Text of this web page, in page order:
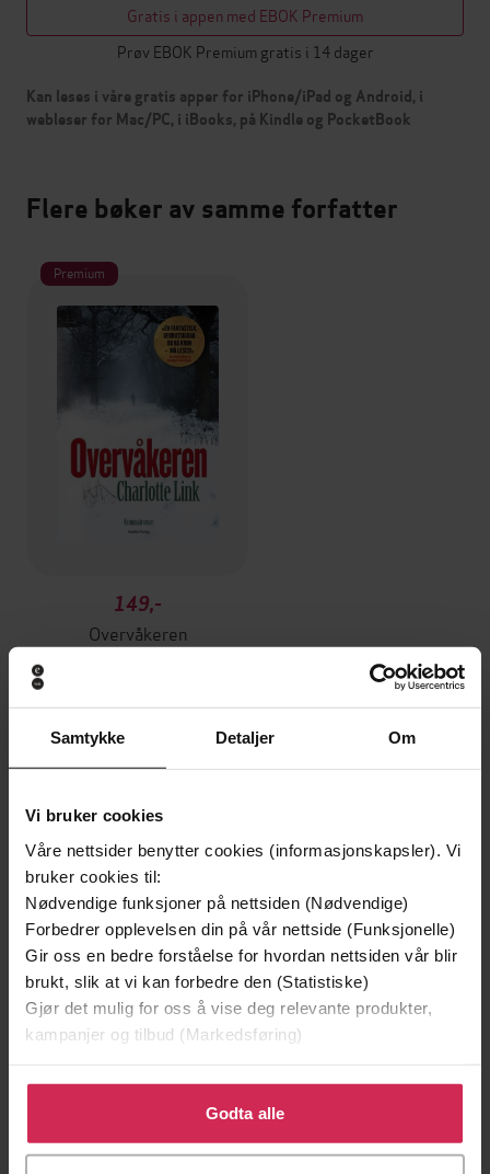
Samtykke Detaljer Om
Vi bruker cookies
Våre nettsider benytter cookies (informasjonskapsler). Vi
bruker cookies til:
Nødvendige funksjoner på nettsiden (Nødvendige)
Forbedrer opplevelsen din på vår nettside (Funksjonelle)
Gir oss en bedre forståelse for hvordan nettsiden vår blir
brukt, slik at vi kan forbedre den (Statistiske)
Gjør det mulig for oss å vise deg relevante produkter,
kampanjer og tilbud (Markedsføring)
Klikk på «Godta alle» for å gi oss ditt samtykke til å
bruke cookies for alle disse formålene. Du kan også
tilpasse ditt samtykke til spesifikke formål ved å klikke
Godta alle
Gratis i appen med EBOK Premium
Prøv EBOK Premium gratis i 14 dager
Kan leses i våre gratis apper for iPhone/iPad og Android, i
webleser for Mac/PC, i iBooks, på Kindle og PocketBook
Flere bøker av samme forfatter
Premium
149,-
Overvåkeren
Premium